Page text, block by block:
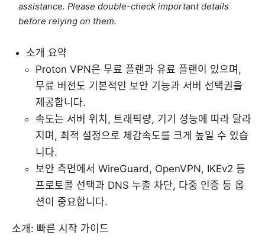
assistance. Please double-check important details
before relying on them.
소개 요약
Proton VPN은 무료 플랜과 유료 플랜이 있으며,
무료 버전도 기본적인 보안 기능과 서버 선택권을
제공합니다.
속도는 서버 위치, 트래픽량, 기기 성능에 따라 달라
지며, 최적 설정으로 체감속도를 크게 높일 수 있습
니다.
보안 측면에서 WireGuard, OpenVPN, IKEv2 등
프로토콜 선택과 DNS 누출 차단, 다중 인증 등 옵
션이 중요합니다.
소개: 빠른 시작 가이드